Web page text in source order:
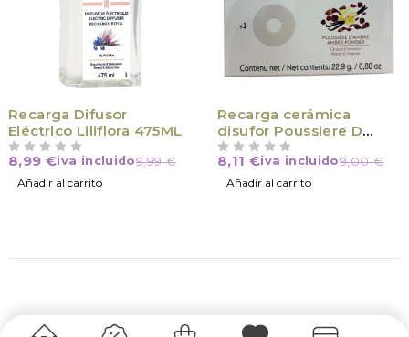
Recarga Difusor
Eléctrico Liliflora 475ML
9,99€
8,99 €iva incluido
Añadir al carrito
Recarga cerámica
disufor Poussiere D
Ambre
9,00€
8,11 €iva incluido
Añadir al carrito